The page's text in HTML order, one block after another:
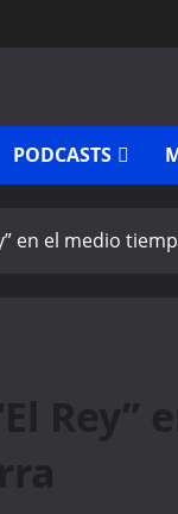
PODCASTS
en el medio
Rey”